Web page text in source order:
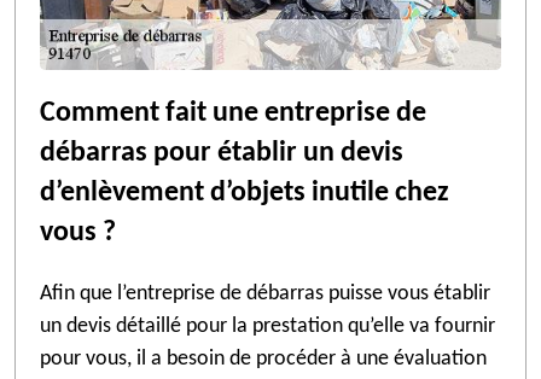
Comment fait une entreprise de
débarras pour établir un devis
d’enlèvement d’objets inutile chez
vous ?
Afin que l’entreprise de débarras puisse vous établir
un devis détaillé pour la prestation qu’elle va fournir
pour vous, il a besoin de procéder à une évaluation